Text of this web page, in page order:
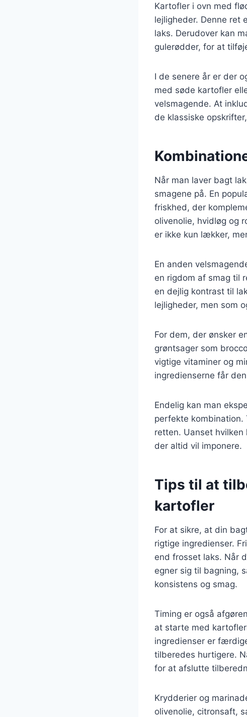
Kartofler i ovn med
lejligheder. Denne ret
laks. Derudover kan
gulerødder, for at
I de senere år er der
med søde kartofler
velsmagende. At
de klassiske
Når man laver bagt
smagene på. En
friskhed, der
olivenolie, hvidløg og
er ikke kun lækker,
En anden
en rigdom af smag til
en dejlig kontrast til
lejligheder, men som
For dem, der ønsker
grøntsager som
vigtige vitaminer og
ingredienserne får
Endelig kan man
perfekte kombination.
retten. Uanset
der altid vil imponere.
Tips til at
kartofler
For at sikre, at din
rigtige ingredienser.
end frosset laks. Når
egner sig til bagning,
konsistens og smag.
Timing er også
at starte med
ingredienser er
tilberedes hurtigere.
for at afslutte
Krydderier og
olivenolie, citronsaft,